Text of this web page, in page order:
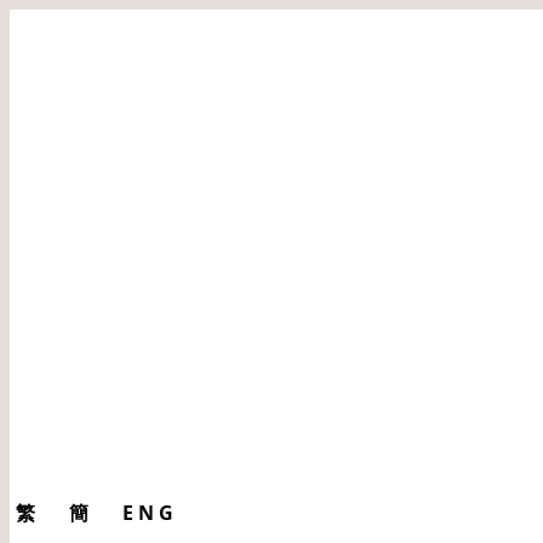
繁 簡 ENG